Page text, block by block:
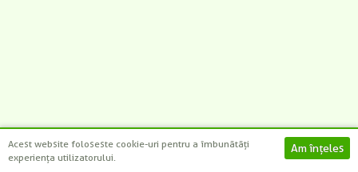
Acest website foloseste cookie-uri pentru a îmbunătăți
experiența utilizatorului.